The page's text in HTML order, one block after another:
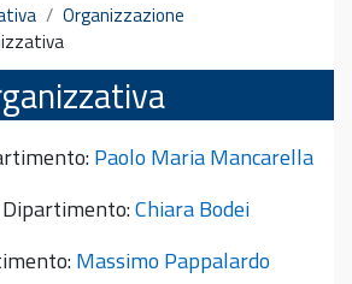
Organizzazione
Paolo Maria Mancarella
Chiara Bodei
Massimo Pappalardo